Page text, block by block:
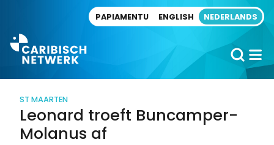
PAPIAMENTU ENGLISH NEDERLANDS
ST MAARTEN
Leonard troeft Buncamper-
Molanus af